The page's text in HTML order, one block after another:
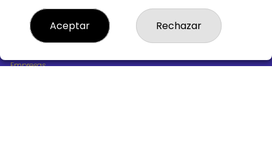
¿Quiénes somos?
Comprar lotería
Resultados
Empresas
Aceptar Rechazar